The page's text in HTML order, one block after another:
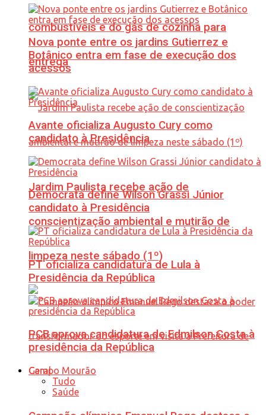
combustíveis e do gás de cozinha para
entrega
Jardim Paulista recebe ação de
conscientização ambiental e mutirão de
limpeza neste sábado (1º)
Nova ponte entre os jardins Gutierrez e
Botânico entra em fase de execução dos
acessos
Avante oficializa Augusto Cury como
candidato à Presidência
Democrata define Wilson Grassi Júnior
candidato à Presidência
PT oficializa candidatura de Lula à
Presidência da República
PCB aprova candidatura de Edmilson Costa à
presidência da República
Geral
Tudo
Saúde